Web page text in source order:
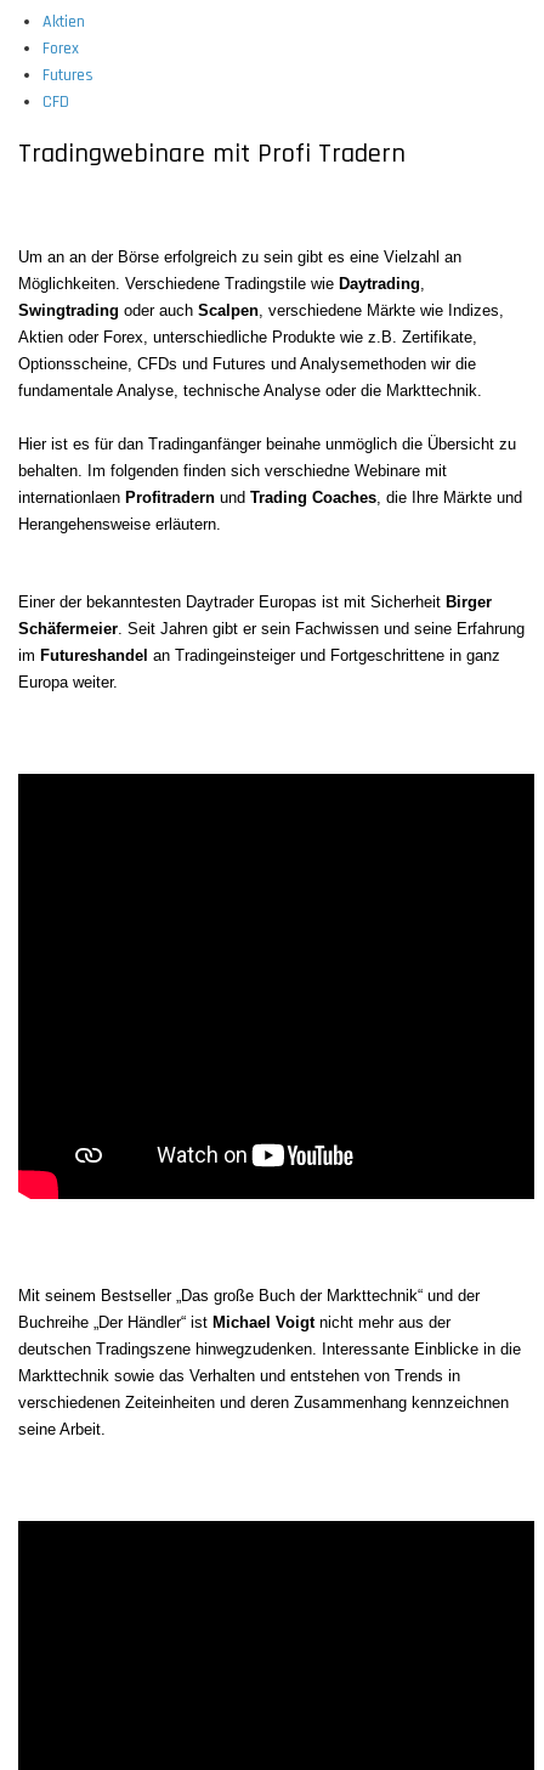
Aktien
Forex
Futures
CFD
Tradingwebinare mit Profi Tradern
Um an an der Börse erfolgreich zu sein gibt es eine Vielzahl an
Möglichkeiten. Verschiedene Tradingstile wie Daytrading
Swingtrading oder auch Scalpen , verschiedene Märkte wie Indizes,
Aktien oder Forex, unterschiedliche Produkte wie z.B. Zertifikate,
Optionsscheine, CFDs und Futures und Analysemethoden wir die
fundamentale Analyse, technische Analyse oder die Markttechnik.
Hier ist es für dan Tradinganfänger beinahe unmöglich die Übersicht zu
behalten. Im folgenden finden sich verschiedne Webinare mit
internationlaen Profitradern und Trading Coaches , die Ihre Märkte und
Herangehensweise erläutern.
Einer der bekanntesten Daytrader Europas ist mit Sicherheit Birger
Schäfermeier . Seit Jahren gibt er sein Fachwissen und seine Erfahrung
im Futureshandel an Tradingeinsteiger und Fortgeschrittene in ganz
Europa weiter.
Mit seinem Bestseller „Das große Buch der Markttechnik“ und der
Buchreihe „Der Händler“ ist Michael Voigtnicht mehr aus der
deutschen Tradingszene hinwegzudenken. Interessante Einblicke in die
Markttechnik sowie das Verhalten und entstehen von Trends in
verschiedenen Zeiteinheiten und deren Zusammenhang kennzeichnen
seine Arbeit.